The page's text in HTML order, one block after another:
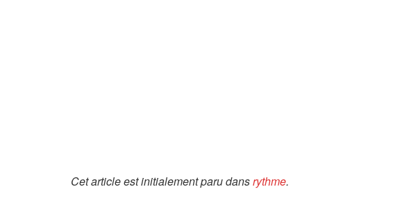
Cet article est initialement paru dansrythme.